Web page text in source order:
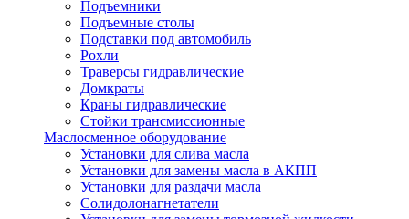
Подъемники
Подъемные столы
Подставки под автомобиль
Рохли
Траверсы гидравлические
Домкраты
Краны гидравлические
Стойки трансмиссионные
Маслосменное оборудование
Установки для слива масла
Установки для замены масла в АКПП
Установки для раздачи масла
Солидолонагнетатели